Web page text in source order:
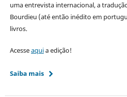
uma entrevista internacional, a
Bourdieu (até então inédito em
livros.
Acesseaquia edição!
Saiba mais